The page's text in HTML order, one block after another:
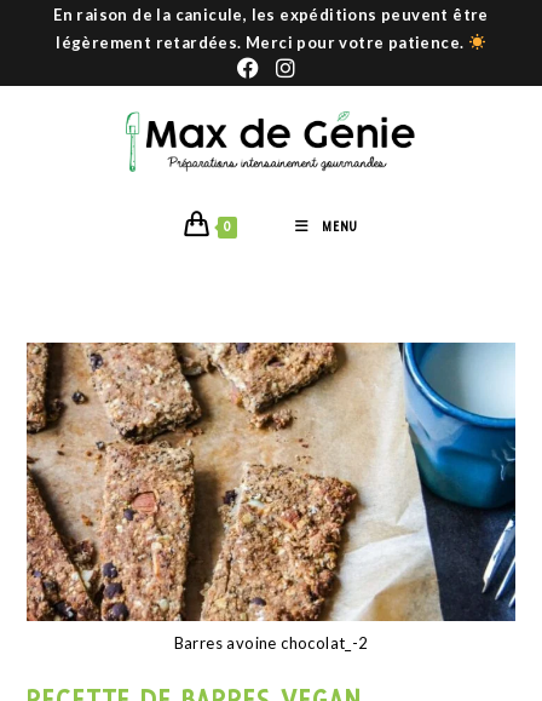
FROMAGE
Matières grasses 1 g Dont acides gras saturés 1 g
Glucides 1 g Dont sucres 1…
Continuer La Lecture
Muffins coeur coulant faible en glucides
RECETTE DE MUFFINS KETO COEUR